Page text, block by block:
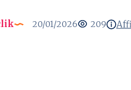
20/01/2026 209